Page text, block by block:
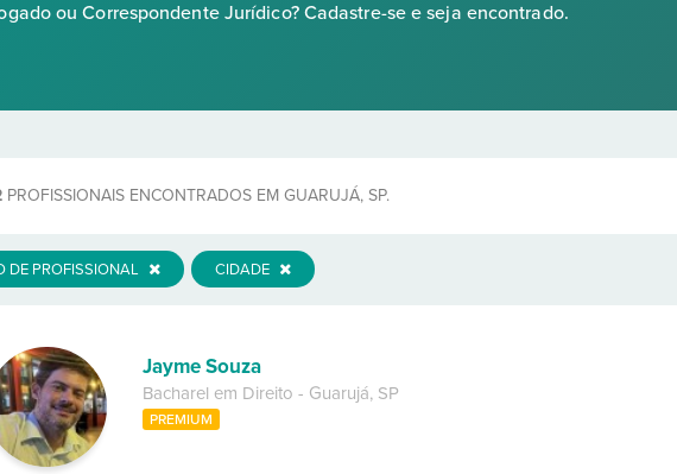
ou Correspondente Jurídico? Cadastre-se e seja encontrado.
PROFISSIONAIS ENCONTRADOS EM GUARUJÁ, SP.
DE PROFISSIONAL CIDADE
Jayme Souza
Bacharel em Direito - Guarujá, SP
PREMIUM